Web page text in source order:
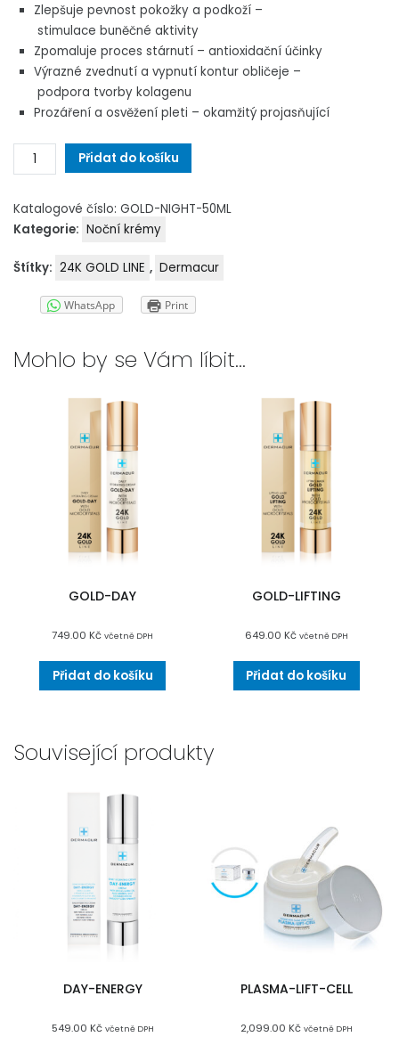
Zlepšuje pevnost pokožky a podkoží –
stimulace buněčné aktivity
Zpomaluje proces stárnutí – antioxidační účinky
Výrazné zvednutí a vypnutí kontur obličeje –
podpora tvorby kolagenu
Prozáření a osvěžení pleti – okamžitý projasňující
GOLD-
NIGHT
Přidat do košíku
Katalogové číslo: GOLD-NIGHT-50ML
Kategorie: Noční krémy
Štítky: 24K GOLD LINE , Dermacur
WhatsApp Print
Mohlo by se Vám líbit…
GOLD-DAY
749.00Kč včetně DPH
Přidat do košíku
GOLD-LIFTING
649.00 Kč včetně DPH
Přidat do košíku
Související produkty
DAY-ENERGY
549.00 Kč včetně DPH
PLASMA-LIFT-CELL
2,099.00 Kč včetně DPH